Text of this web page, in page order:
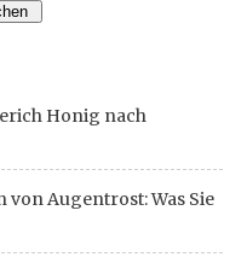
Honig nach
Augentrost: Was Sie